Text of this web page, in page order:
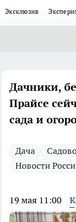
Эксклюзив
Дачники,
Прайсе
сада и
Дача
Новости
19 мая 11:00